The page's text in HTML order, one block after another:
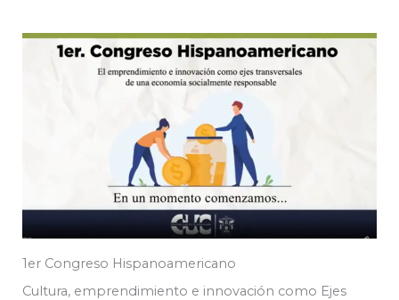
1er Congreso Hispanoamericano
Cultura, emprendimiento e innovación como Ejes